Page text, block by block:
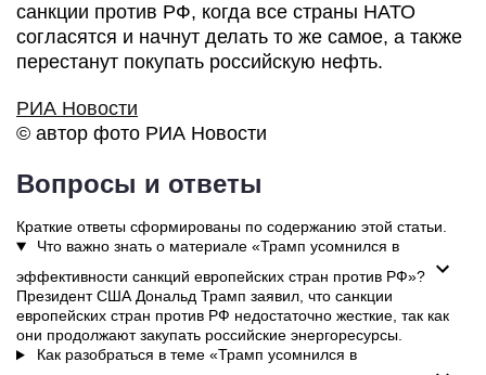
санкции против РФ, когда все страны НАТО
согласятся и начнут делать то же самое, а также
перестанут покупать российскую нефть.
РИА Новости
© автор фото РИА Новости
Вопросы и ответы
Краткие ответы сформированы по содержанию этой статьи.
Что важно знать о материале «Трамп усомнился в
эффективности санкций европейских стран против РФ»?
Президент США Дональд Трамп заявил, что санкции
европейских стран против РФ недостаточно жесткие, так как
они продолжают закупать российские энергоресурсы.
Как разобраться в теме «Трамп усомнился в